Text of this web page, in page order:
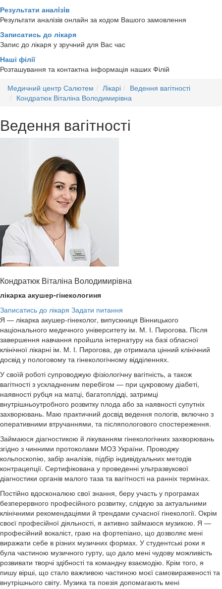
Результати аналiзiв
Результати аналізів онлайн за кодом Вашого замовлення
Записатись до лікаря
Запис до лікаря у зручний для Вас час
Наші філії
Розташування та контактна інформація наших Філій
Медичний центр Салютем
Лікарі
Ведення вагітності
Кондратюк Віталіна Володимирівна
Ведення вагітності
Кондратюк Віталіна Володимирівна
лікарка акушер-гінекологиня
Записатись до лікаря Задати питання
Я — лікарка акушер-гінеколог, випускниця Вінницького
національного медичного університету ім. М. І. Пирогова. Після
завершення навчання пройшла інтернатуру на базі обласної
клінічної лікарні ім. М. І. Пирогова, де отримала цінний клінічний
досвід у пологовому та гінекологічному відділеннях.
У своїй роботі супроводжую фізіологічну вагітність, а також
вагітності з ускладненим перебігом — при цукровому діабеті,
наявності рубця на матці, багатоплідді, затримці
внутрішньоутробного розвитку плода або за наявності супутніх
захворювань. Маю практичний досвід ведення пологів, включно з
оперативними втручаннями, та післяпологового спостереження.
Займаюся діагностикою й лікуванням гінекологічних захворювань
згідно з чинними протоколами МОЗ України. Проводжу
кольпоскопію, забір аналізів, підбір індивідуальних методів
контрацепції. Сертифікована у проведенні ультразвукової
діагностики органів малого таза та вагітності на ранніх термінах.
Постійно вдосконалюю свої знання, беру участь у програмах
безперервного професійного розвитку, слідкую за актуальними
клінічними рекомендаціями й трендами сучасної гінекології. Окрім
своєї професійної діяльності, я активно займаюся музикою. Я —
професійний вокаліст, граю на фортепіано, що дозволяє мені
виражати себе в різних музичних формах. У студентські роки я
була частиною музичного гурту, що дало мені чудову можливість
розвивати творчі здібності та командну взаємодію. Крім того, я
пишу вірші, що стало важливою частиною моєї самовираженості та
внутрішнього світу. Музика та поезія допомагають мені